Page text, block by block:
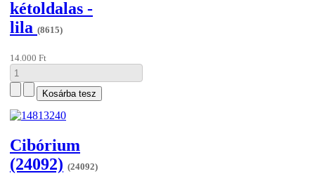
kétoldalas -
lila (8615)
14.000 Ft
Cibórium
(24092) (24092)